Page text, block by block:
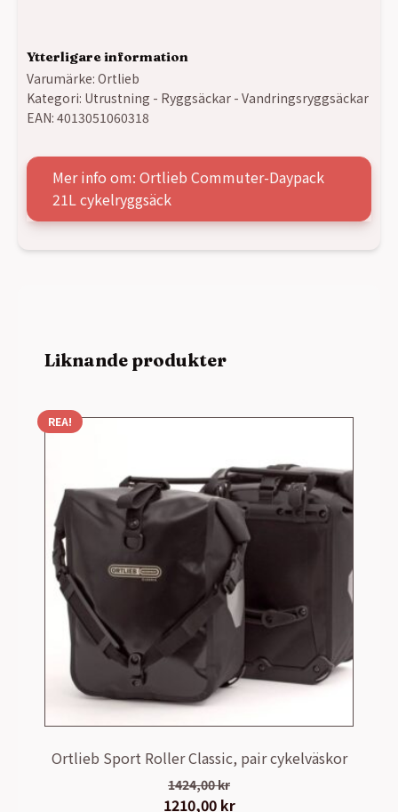
Ytterligare information
Varumärke: Ortlieb
Kategori: Utrustning - Ryggsäckar - Vandringsryggsäckar
EAN: 4013051060318
Mer info om: Ortlieb Commuter-Daypack
21L cykelryggsäck
Liknande produkter
REA!
Ortlieb Sport Roller Classic, pair cykelväskor
1424,00kr
Det
1210,00 krDet